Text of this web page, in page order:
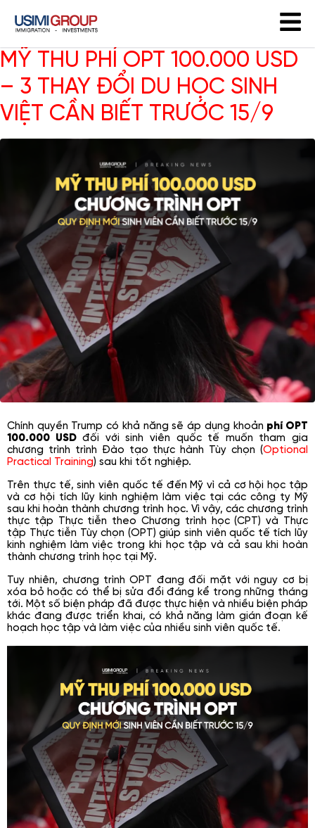
MỸ THU PHÍ OPT 100.000 USD
– 3 THAY ĐỔI DU HỌC SINH
VIỆT CẦN BIẾT TRƯỚC 15/9
Chính quyền Trump có khả năng sẽ áp dụng khoản phí OPT
100.000 USDđối với sinh viên quốc tế muốn tham gia
chương trình trình Đào tạo thực hành Tùy chọn (Optional
Practical Training) sau khi tốt nghiệp.
Trên thực tế, sinh viên quốc tế đến Mỹ vì cả cơ hội học tập
và cơ hội tích lũy kinh nghiệm làm việc tại các công ty Mỹ
sau khi hoàn thành chương trình học. Vì vậy, các chương trình
thực tập Thực tiễn theo Chương trình học (CPT) và Thực
tập Thực tiễn Tùy chọn (OPT) giúp sinh viên quốc tế tích lũy
kinh nghiệm làm việc trong khi học tập và cả sau khi hoàn
thành chương trình học tại Mỹ.
Tuy nhiên, chương trình OPT đang đối mặt với nguy cơ bị
xóa bỏ hoặc có thể bị sửa đổi đáng kể trong những tháng
tới. Một số biện pháp đã được thực hiện và nhiều biện pháp
khác đang được triển khai, có khả năng làm gián đoạn kế
hoạch học tập và làm việc của nhiều sinh viên quốc tế.